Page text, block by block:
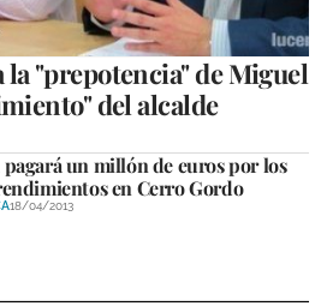
la "prepotencia" de Miguel
del alcalde
pagará un millón de euros por los
en Cerro Gordo
18/04/2013